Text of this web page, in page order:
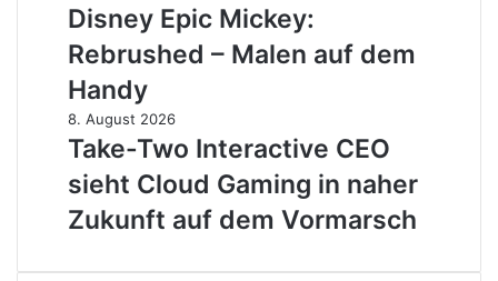
Old
Fashioned
mit
neuen
Tricks
Epic
Mickey:
Rebrushed
–
Malen
auf
dem
Handy
Disney Epic Mickey:
Rebrushed – Malen auf dem
Handy
Take-
Two
Interactive
CEO
sieht
Cloud
8. August 2026
Take-Two Interactive CEO
sieht Cloud Gaming in naher
Zukunft auf dem Vormarsch